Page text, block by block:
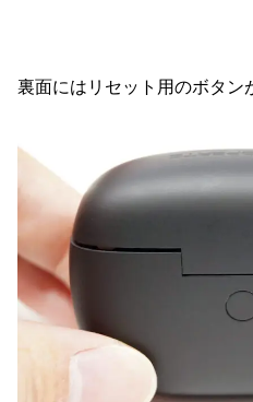
裏面にはリセット用のボタン